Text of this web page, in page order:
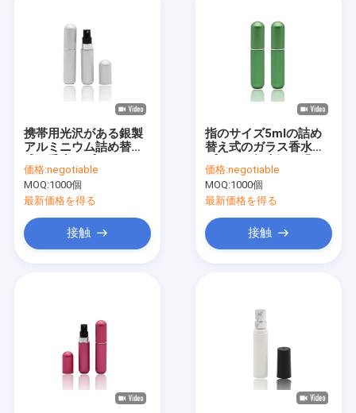
携帯用光沢がある銀製
アルミニウム詰め替え
んの底によって満たさ
れるタイプ
価格:negotiable
MOQ:1000個
最新価格を得る
接触
指のサイズ5mlの詰め
替え式のガラス香水ス
香水のテスターをびん
詰めにします
価格:negotiable
MOQ:1000個
最新価格を得る
接触